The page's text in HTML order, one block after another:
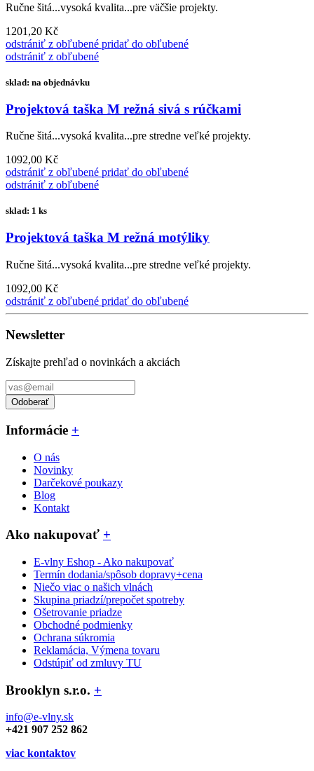
Ručne šitá...vysoká kvalita...pre väčšie projekty.
1201,20 Kč
odstrániť z obľubené pridať do obľubené
odstrániť z obľubené
sklad: na objednávku
Projektová taška M režná sivá s rúčkami
Ručne šitá...vysoká kvalita...pre stredne veľké projekty.
1092,00 Kč
odstrániť z obľubené pridať do obľubené
odstrániť z obľubené
sklad: 1 ks
Projektová taška M režná motýliky
Ručne šitá...vysoká kvalita...pre stredne veľké projekty.
1092,00 Kč
odstrániť z obľubené pridať do obľubené
Newsletter
Získajte prehľad o novinkách a akciách
Odoberať
Informácie +
O nás
Novinky
Darčekové poukazy
Blog
Kontakt
Ako nakupovať +
E-vlny Eshop - Ako nakupovať
Termín dodania/spôsob dopravy+cena
Niečo viac o našich vlnách
Skupina priadzí/prepočet spotreby
Ošetrovanie priadze
Obchodné podmienky
Ochrana súkromia
Reklamácia, Výmena tovaru
Odstúpiť od zmluvy TU
Brooklyn s.r.o. +
info@e-vlny.sk
+421 907 252 862
viac kontaktov